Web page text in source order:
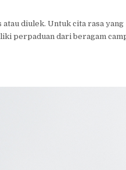
diulek. Untuk cita rasa yang
perpaduan dari beragam